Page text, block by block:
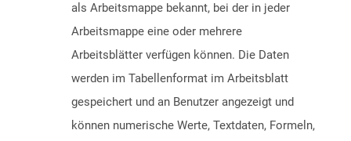
als Arbeitsmappe bekannt, bei der in jeder
Arbeitsmappe eine oder mehrere
Arbeitsblätter verfügen können. Die Daten
werden im Tabellenformat im Arbeitsblatt
gespeichert und an Benutzer angezeigt und
können numerische Werte, Textdaten, Formeln,